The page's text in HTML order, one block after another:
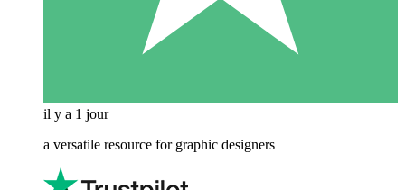
il y a 1 jour
a versatile resource for graphic designers